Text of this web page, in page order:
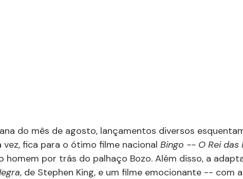
do mês de agosto, lançamentos diversos
vez, fica para o ótimo filme nacional Bingo -- O Rei das
homem por trás do palhaço Bozo. Além disso, a
, de Stephen King, e um filme emocionante -- com